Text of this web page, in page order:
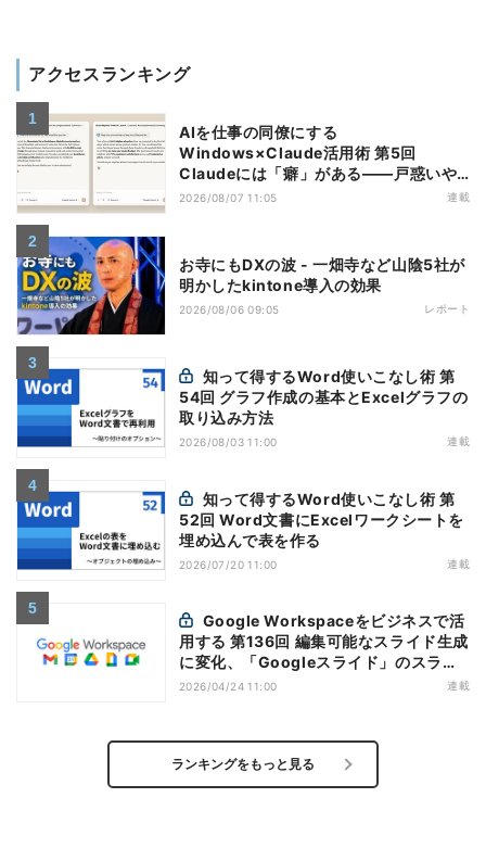
アクセスランキング
AIを仕事の同僚にする
Windows×Claude活用術 第5回
Claudeには「癖」がある――戸惑いや
すい7つの仕様
2026/08/07 11:05 連載
お寺にもDXの波 - 一畑寺など山陰5社が
明かしたkintone導入の効果
2026/08/06 09:05 レポート
54回 グラフ作成の基本とExcelグラフの
取り込み方法
2026/08/03 11:00 連載
52回 Word文書にExcelワークシートを
埋め込んで表を作る
2026/07/20 11:00 連載
用する 第136回 編集可能なスライド生成
に変化、「Googleスライド」のスライ
ド生成機能を応用
2026/04/24 11:00 連載
ランキングをもっと見る